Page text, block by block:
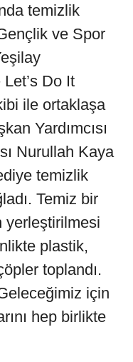
temizlik
ve Spor
Do It
ile ortaklaşa
Yardımcısı
Nurullah Kaya
temizlik
Temiz bir
yerleştirilmesi
plastik,
toplandı.
için
hep birlikte